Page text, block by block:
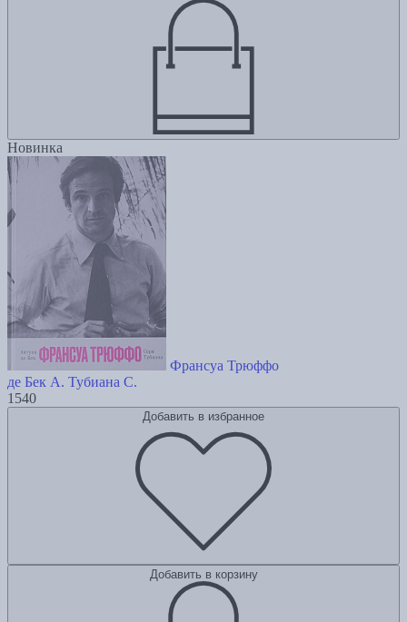
Новинка
Франсуа Трюффо
де Бек А. Тубиана С.
1540
Добавить в избранное
Добавить в корзину